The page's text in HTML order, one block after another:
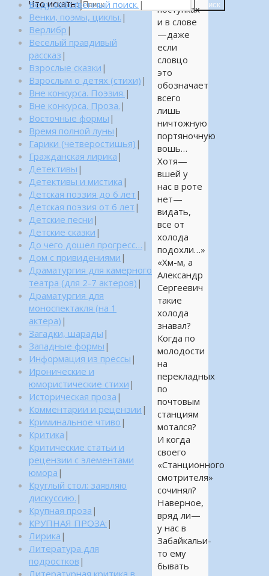
Что искать: Поиск
поступках
и в слове
—даже
если
словцо
это
обозначает
всего
лишь
ничтожную
портяночную
вошь…
Хотя—
вшей у
нас в роте
нет—
видать,
все от
холода
подохли…»
«Хм-м, а
Александр
Сергеевич
такие
холода
знавал?
Когда по
молодости
на
перекладных
по
почтовым
станциям
мотался?
И когда
своего
«Станционного
смотрителя»
сочинял?
Наверное,
вряд ли—
у нас в
Забайкальи-
то ему
бывать
Веду собственный поиск. |
Венки, поэмы, циклы. |
Верлибр |
Веселый правдивый
рассказ |
Взрослые сказки |
Взрослым о детях (стихи) |
Вне конкурса. Поэзия. |
Вне конкурса. Проза. |
Восточные формы |
Время полной луны |
Гарики (четверостишья) |
Гражданская лирика |
Детективы |
Детективы и мистика |
Детская поэзия до 6 лет |
Детская поэзия от 6 лет |
Детские песни |
Детские сказки |
До чего дошел прогресс… |
Дом с привидениями |
Драматургия для камерного
театра (для 2-7 актеров) |
Драматургия для
моноспектакля (на 1
актера) |
Загадки, шарады |
Западные формы |
Информация из прессы |
Иронические и
юмористические стихи |
Историческая проза |
Комментарии и рецензии |
Криминальное чтиво |
Критика |
Критические статьи и
рецензии с элементами
юмора |
Круглый стол: заявляю
дискуссию. |
Крупная проза |
КРУПНАЯ ПРОЗА: |
Лирика |
Литература для
подростков |
Литературная критика в